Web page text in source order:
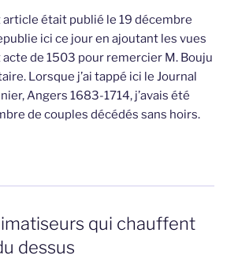
était publié le 19 décembre
ici ce jour en ajoutant les vues
de 1503 pour remercier M. Bouju
Lorsque j’ai tappé ici le Journal
Angers 1683-1714, j’avais été
de couples décédés sans hoirs.
qui chauffent
dessus